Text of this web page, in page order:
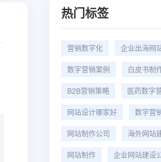
热门标签
营销数字化 企业出海网
数字营销案例 白皮书制
B2B营销策略 医药数字
网站设计哪家好 数字营
网站制作公司 海外网站
网站制作 企业网站建设